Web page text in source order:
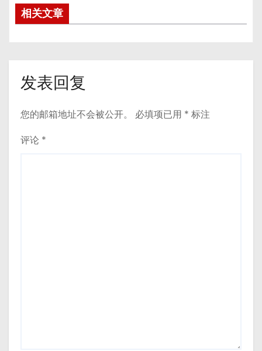
相关文章
发表回复
您的邮箱地址不会被公开。 必填项已用 * 标注
评论 *